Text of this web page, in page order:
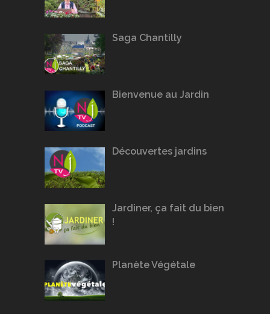
Saga Chantilly
Bienvenue au Jardin
Découvertes jardins
Jardiner, ça fait du bien
!
Planète Végétale